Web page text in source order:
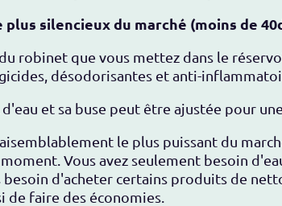
silencieux du marché (moins de
robinet que vous mettez dans le
désodorisantes et anti-
et sa buse peut être ajustée pour
le plus puissant du
Vous avez seulement besoin
besoin d'acheter certains produits de
de faire des économies.